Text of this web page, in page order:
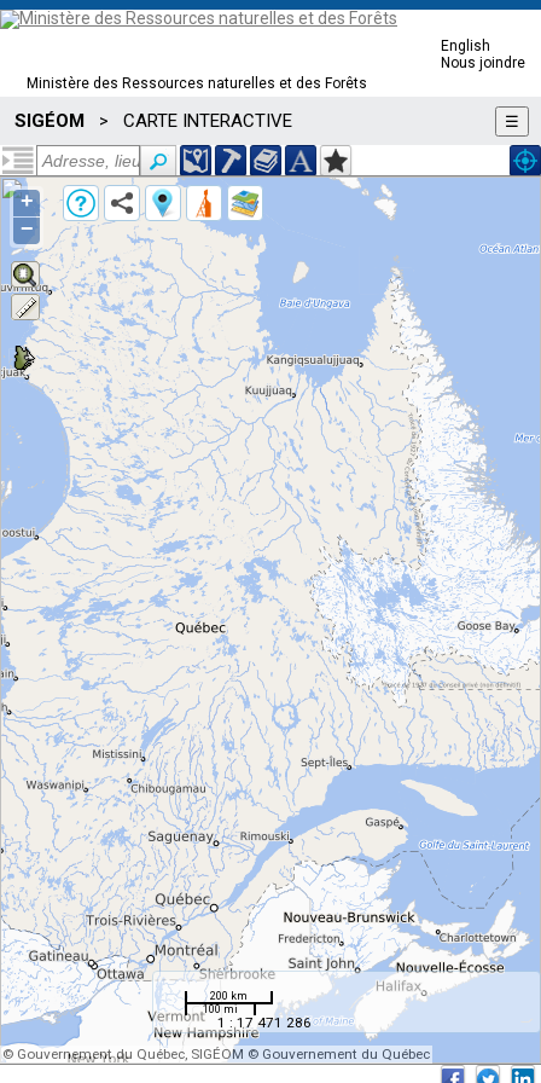
Ministère des Ressources naturelles et des Forêts
English
Nous joindre
SIGÉOM > CARTE INTERACTIVE ☰
200 km
100 mi
1 : 17 471 286
© Gouvernement du Québec, SIGÉOM © Gouvernement du Québec
+
−